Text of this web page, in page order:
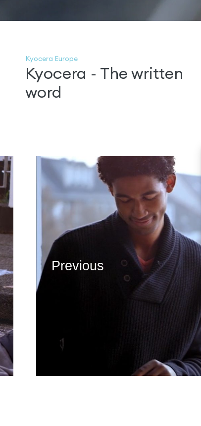
Kyocera Europe
Kyocera - The written
word
Previous